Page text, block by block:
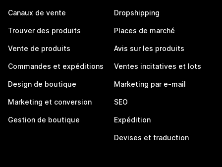
Canaux de vente
Trouver des produits
Vente de produits
Commandes et expéditions
Design de boutique
Marketing et conversion
Gestion de boutique
Dropshipping
Places de marché
Avis sur les produits
Ventes incitatives et lots
Marketing par e-mail
SEO
Expédition
Devises et traduction